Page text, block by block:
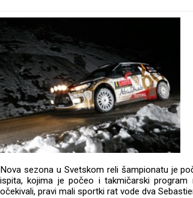
Nova sezona u Svetskom reli šampionatu je
ispita, kojima je počeo i takmičarski
očekivali, pravi mali sportki rat vode dva